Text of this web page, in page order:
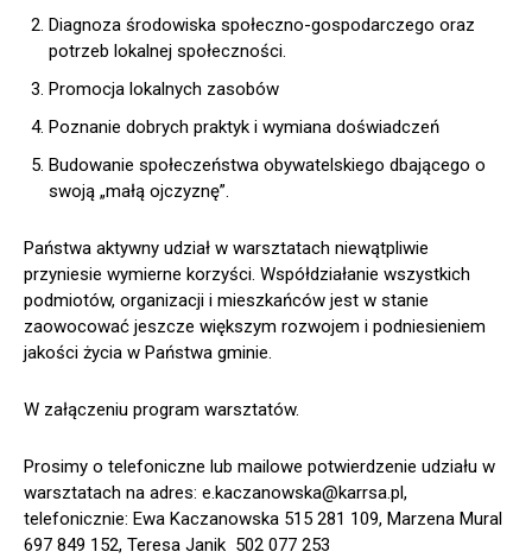
Diagnoza środowiska społeczno-gospodarczego oraz
potrzeb lokalnej społeczności.
Promocja lokalnych zasobów
Poznanie dobrych praktyk i wymiana doświadczeń
Budowanie społeczeństwa obywatelskiego dbającego o
swoją „małą ojczyznę”.
Państwa aktywny udział w warsztatach niewątpliwie
przyniesie wymierne korzyści. Współdziałanie wszystkich
podmiotów, organizacji i mieszkańców jest w stanie
zaowocować jeszcze większym rozwojem i podniesieniem
jakości życia w Państwa gminie.
W załączeniu program warsztatów.
Prosimy o telefoniczne lub mailowe potwierdzenie udziału w
warsztatach na adres: e.kaczanowska@karrsa.pl,
telefonicznie: Ewa Kaczanowska 515 281 109, Marzena Mural
697 849 152, Teresa Janik 502 077 253